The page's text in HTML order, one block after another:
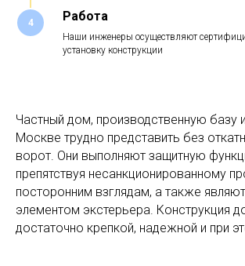
4 Работа
Наши инженеры осуществляют
установку конструкции
Частный дом, производственную базу
Москве трудно представить без
ворот. Они выполняют защитную
препятствуя несанкционированному
посторонним взглядам, а также
элементом экстерьера. Конструкция
достаточно крепкой, надежной и при